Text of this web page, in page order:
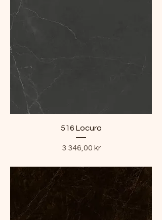
516 Locura
Pris
3 346,00 kr